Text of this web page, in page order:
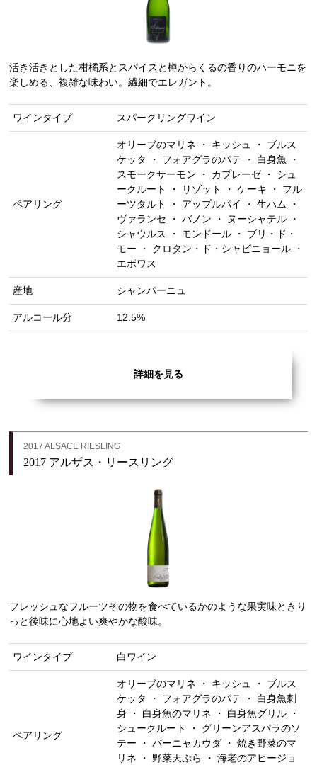
活き活きとした柑橘系とスパイスと樽からくるの香りのハーモニを
楽しめる、複雑な味わい。繊細でエレガント。
ワインタイプ スパークリングワイン
ペアリング
オリーブのマリネ ・ キッシュ ・ ブルス
ケッタ ・ フォアグラのパテ ・ 白身魚 ・
スモークサーモン ・ カプレーゼ ・ シュ
ークルート ・ リゾット ・ ケーキ ・ フル
ーツタルト ・ アップルパイ ・ 生ハム ・
ヴァランセ ・ バノン ・ ヌーシャテル ・
シャウルス ・ モンドール ・ ブリ・ド・
モー ・ クロタン・ド・シャビニョール ・
エポワス
産地 シャンパーニュ
アルコール分 12.5%
詳細を見る
2017 ALSACE RIESLING
2017 アルザス・リースリング
フレッシュなフルーツその物を食べているかのような果実味ときり
っと後味に心地よい爽やかな酸味。
ワインタイプ 白ワイン
ペアリング
オリーブのマリネ ・ キッシュ ・ ブルス
ケッタ ・ フォアグラのパテ ・ 白身魚刺
身 ・ 白身魚のマリネ ・ 白身魚グリル ・
シュークルート ・ グリーンアスパラのソ
テー ・ バーニャカウダ ・ 焼き野菜のマ
リネ ・ 野菜天ぷら ・ 海老のアヒージョ